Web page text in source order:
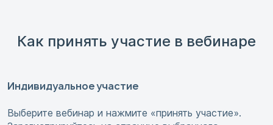
Как принять участие в вебинаре
Индивидуальное участие
Выберите вебинар и нажмите «принять участие».